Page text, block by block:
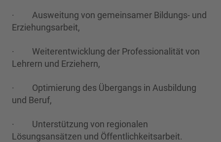
· Ausweitung von gemeinsamer Bildungs- und
Erziehungsarbeit,
· Weiterentwicklung der Professionalität von
Lehrern und Erziehern,
· Optimierung des Übergangs in Ausbildung
und Beruf,
· Unterstützung von regionalen
Lösungsansätzen und Öffentlichkeitsarbeit.